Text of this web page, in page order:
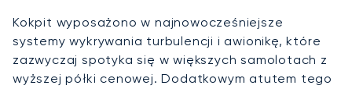
Kokpit wyposażono w najnowocześniejsze
systemy wykrywania turbulencji i awionikę, które
zazwyczaj spotyka się w większych samolotach z
wyższej półki cenowej. Dodatkowym atutem tego